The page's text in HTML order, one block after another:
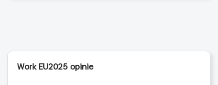
Work EU2025 opinie